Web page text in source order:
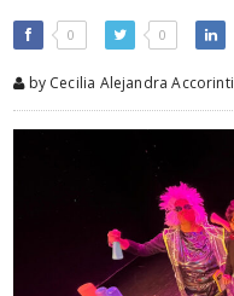
0 0
by Cecilia Alejandra Accorinti